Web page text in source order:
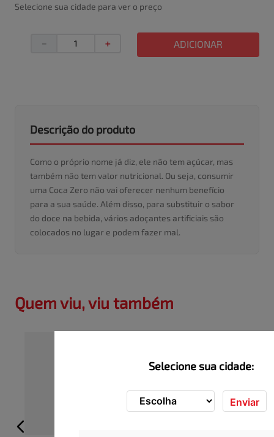
Selecione sua cidade:
Enviar
Selecione sua cidade para ver o preço
＋
－ ADICIONAR
Descrição do produto
Como o próprio nome já diz, ele não tem açúcar, mas
também não tem valor nutricional. Ou seja, consumir
uma Coca Zero não vai oferecer nenhum benefício
para a sua saúde. Além disso, para substituir o sabor
do doce na bebida, vários adoçantes artificiais são
colocados no lugar e podem fazer mal.
Quem viu, viu também